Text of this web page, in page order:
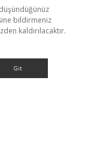
bildirmeniz
kaldırılacaktır.